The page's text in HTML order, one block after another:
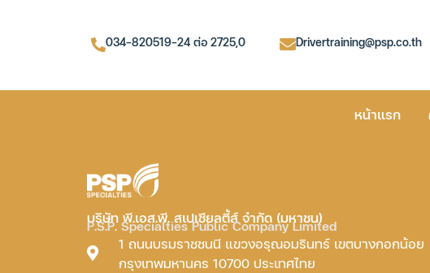
034-820519-24 ต่อ 2725,0 Drivertraining@psp.co.th
หน้าแรก
บริษัท พี.เอส.พี. สเปเชียลตี้ส์ จำกัด (มหาชน)
P.S.P. Specialties Public Company Limited
1 ถนนบรมราชชนนี แขวงอรุณอมรินทร์ เขตบางกอกน้อย
กรุงเทพมหานคร 10700 ประเทศไทย